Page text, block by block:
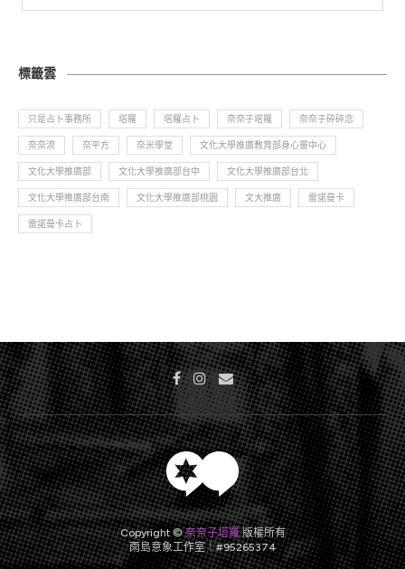
標籤雲
只是占卜事務所 塔羅 塔羅占卜 奈奈子塔羅 奈奈子碎碎念
奈奈流 奈平方 奈米學堂 文化大學推廣教育部身心靈中心
文化大學推廣部 文化大學推廣部台中 文化大學推廣部台北
文化大學推廣部台南 文化大學推廣部桃園 文大推廣 雷諾曼卡
雷諾曼卡占卜
Copyright ©奈奈子塔羅版權所有
雨島意象工作室｜#95265374